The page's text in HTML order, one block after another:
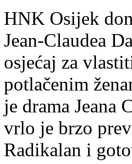
HNK Osijek
Jean-Claudea
osjećaj za
potlačenim
je drama Jeana
vrlo je brzo
Radikalan i